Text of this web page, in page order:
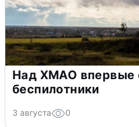
Над ХМАО впервые
беспилотники
3 августа 0